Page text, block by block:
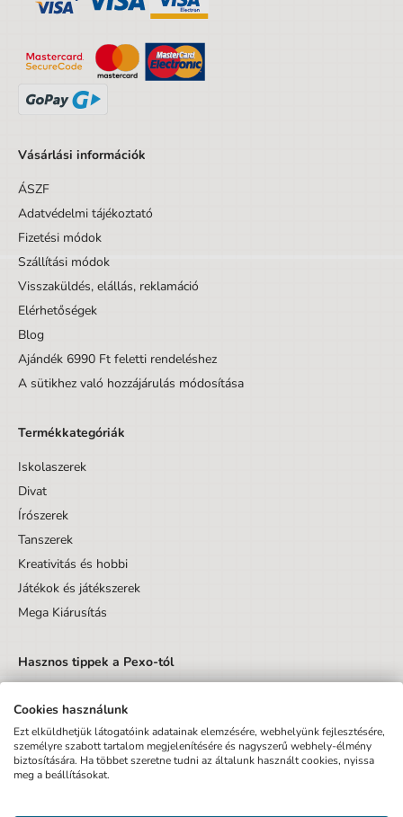
Vásárlási információk
ÁSZF
Adatvédelmi tájékoztató
Fizetési módok
Szállítási módok
Visszaküldés, elállás, reklamáció
Elérhetőségek
Blog
Ajándék 6990 Ft feletti rendeléshez
A sütikhez való hozzájárulás módosítása
Termékkategóriák
Iskolaszerek
Divat
Írószerek
Tanszerek
Kreativitás és hobbi
Játékok és játékszerek
Mega Kiárusítás
Hasznos tippek a Pexo-tól
Küldés
Cookies használunk
Ezt elküldhetjük látogatóink adatainak elemzésére, webhelyünk fejlesztésére,
személyre szabott tartalom megjelenítésére és nagyszerű webhely-élmény
biztosítására. Ha többet szeretne tudni az általunk használt cookies, nyissa
meg a beállításokat.